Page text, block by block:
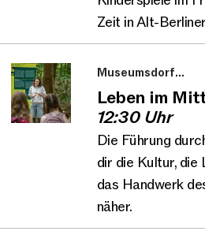
Zeit in Alt-
Museumsdorf
Düppel
Leben im
12:30 Uhr
Die Führung
dir die Kultur, die
das Handwerk
näher.